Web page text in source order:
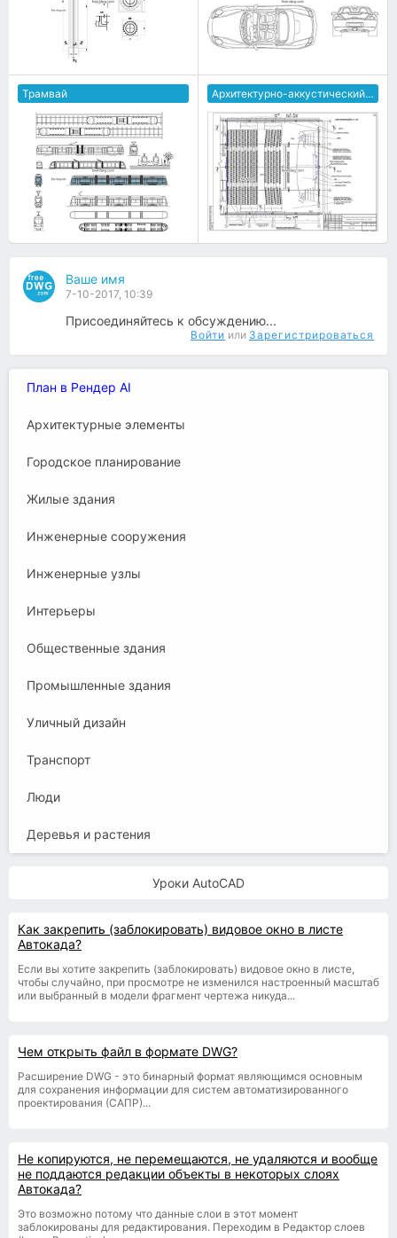
Трамвай Архитектурно-аккустический проект конференц зала
Ваше имя
7-10-2017, 10:39
Присоединяйтесь к обсуждению...
Войти или Зарегистрироваться
План в Рендер AI
Архитектурные элементы
Городское планирование
Жилые здания
Инженерные сооружения
Инженерные узлы
Интерьеры
Общественные здания
Промышленные здания
Уличный дизайн
Транспорт
Люди
Деревья и растения
Уроки AutoCAD
Как закрепить (заблокировать) видовое окно в листе
Автокада?
Если вы хотите закрепить (заблокировать) видовое окно в листе,
чтобы случайно, при просмотре не изменился настроенный масштаб
или выбранный в модели фрагмент чертежа никуда...
Чем открыть файл в формате DWG?
Расширение DWG - это бинарный формат являющимся основным
для сохранения информации для систем автоматизированного
проектирования (САПР)...
Не копируются, не перемещаются, не удаляются и вообще
не поддаются редакции объекты в некоторых слоях
Автокада?
Это возможно потому что данные слои в этот момент
заблокированы для редактирования. Переходим в Редактор слоев